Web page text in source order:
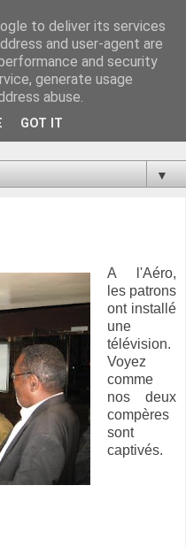
de nous faire
la par des moyens
qu'on remplisse nos
▼
A l'Aéro,
les patrons
ont installé
une
télévision.
Voyez
comme
nos deux
compères
sont
captivés.
to deliver its services
and user-agent are
and security
generate usage
abuse.
GOT IT